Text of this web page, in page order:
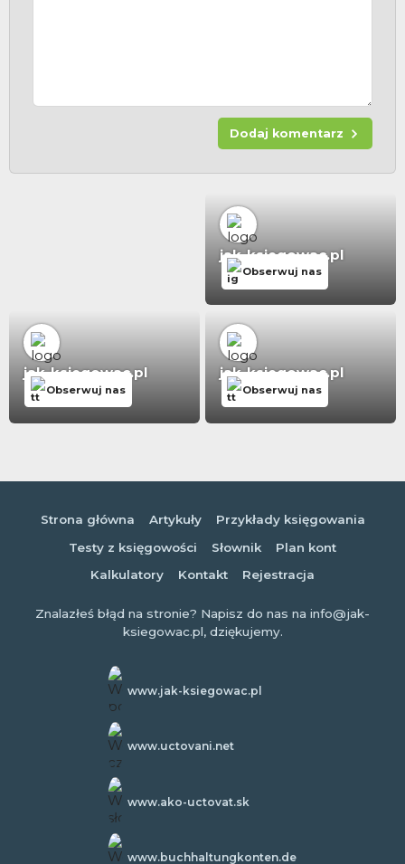
Dodaj komentarz
jak-ksiegowac.pl
Obserwuj nas
jak-ksiegowac.pl
Obserwuj nas
jak-ksiegowac.pl
Obserwuj nas
Strona główna Artykuły
Przykłady księgowania
Testy z księgowości
Słownik
Plan kont
Kalkulatory
Kontakt Rejestracja
Znalazłeś błąd na stronie? Napisz do nas na info@jak-
ksiegowac.pl, dziękujemy.
www.jak-ksiegowac.pl
www.uctovani.net
www.ako-uctovat.sk
www.buchhaltungkonten.de